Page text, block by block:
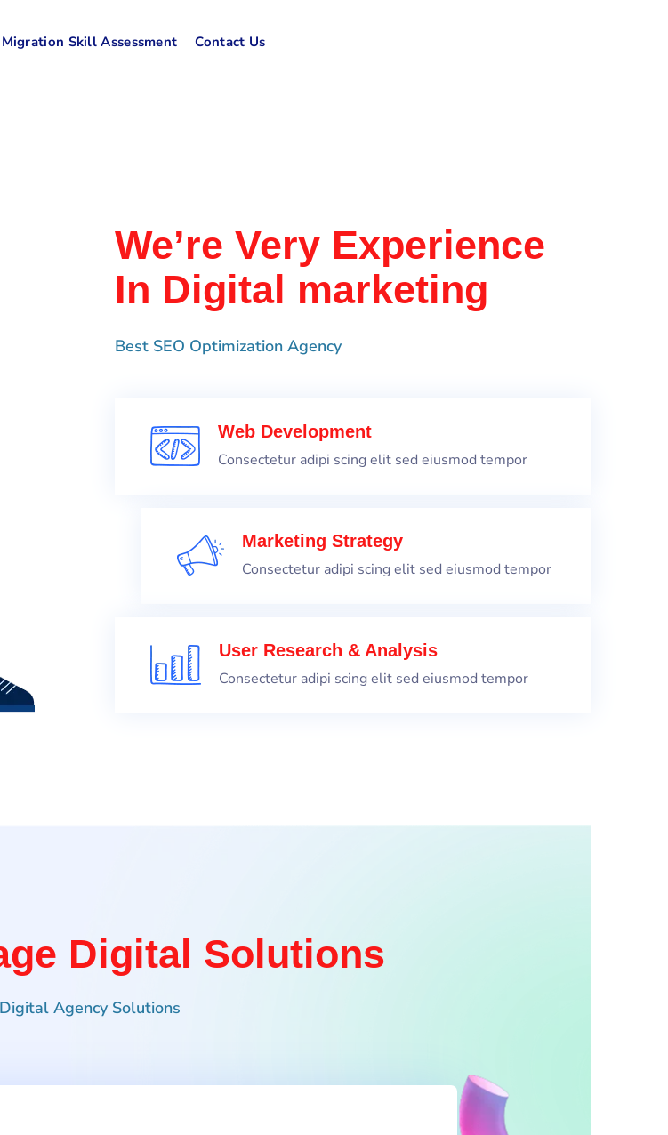
Migration Skill Assessment Contact Us
We’re Very Experience
In Digital marketing
Best SEO Optimization Agency
Web Development
Consectetur adipi scing elit sed eiusmod tempor
Marketing Strategy
Consectetur adipi scing elit sed eiusmod tempor
User Research & Analysis
Consectetur adipi scing elit sed eiusmod tempor
Digital Solutions
Agency Solutions